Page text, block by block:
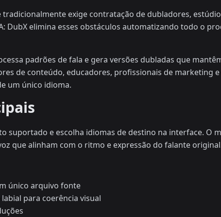
exige contratação de dubladores,
DubX elimina esses obstáculos automatizando todo o
padrões de fala e gera versões dubladas que
de conteúdo, educadores, profissionais de marketing
um único idioma.
suportado e escolha idiomas de destino na interface. O
que alinham com o ritmo e expressão do falante
único arquivo fonte
para coerência visual